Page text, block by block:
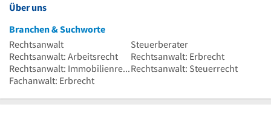
Über uns
Branchen & Suchworte
Rechtsanwalt
Steuerberater
Rechtsanwalt: Arbeitsrecht
Rechtsanwalt: Erbrecht
Rechtsanwalt: ImmobilienrechtRechtsanwalt: Steuerrecht
Fachanwalt: Erbrecht